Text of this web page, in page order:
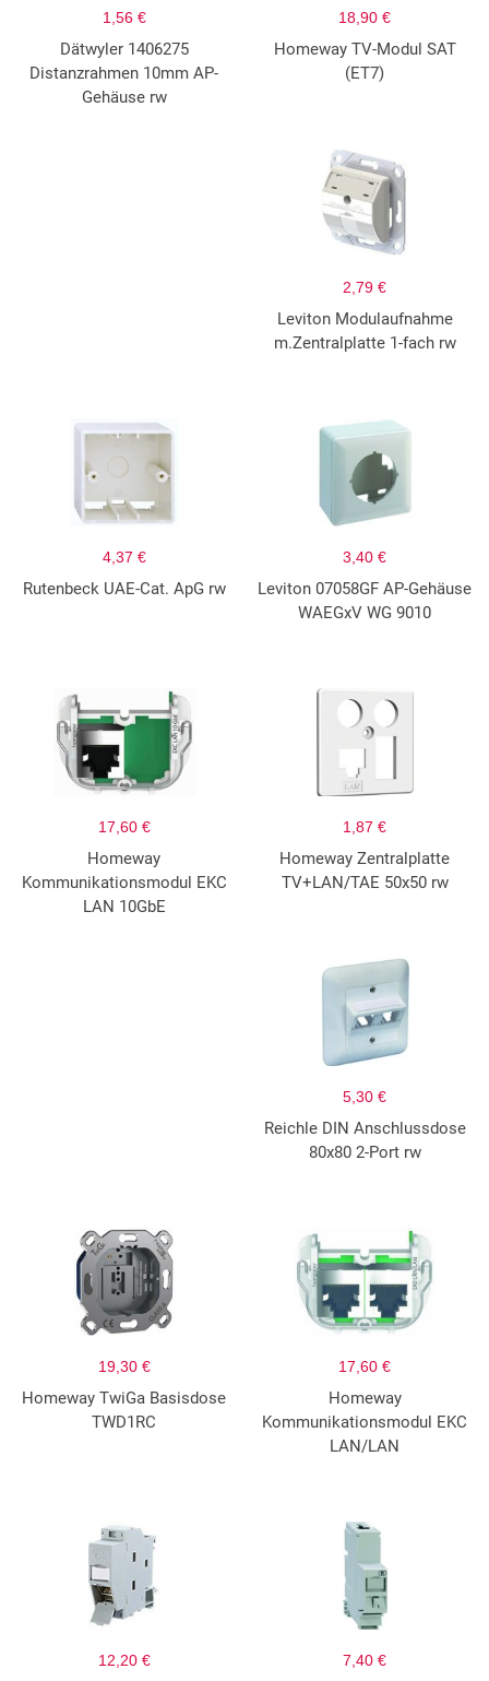
1,56 €
Dätwyler 1406275
Distanzrahmen 10mm AP-
Gehäuse rw
18,90 €
Homeway TV-Modul SAT
(ET7)
2,79 €
Leviton Modulaufnahme
m.Zentralplatte 1-fach rw
4,37 €
Rutenbeck UAE-Cat. ApG rw
3,40 €
Leviton 07058GF AP-Gehäuse
WAEGxV WG 9010
17,60 €
Homeway
Kommunikationsmodul EKC
LAN 10GbE
1,87 €
Homeway Zentralplatte
TV+LAN/TAE 50x50 rw
5,30 €
Reichle DIN Anschlussdose
80x80 2-Port rw
19,30 €
Homeway TwiGa Basisdose
TWD1RC
17,60 €
Homeway
Kommunikationsmodul EKC
LAN/LAN
12,20 € 7,40 €